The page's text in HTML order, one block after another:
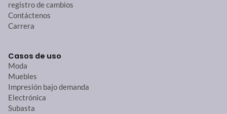
registro de cambios
Contáctenos
Carrera
Casos de uso
Moda
Muebles
Impresión bajo demanda
Electrónica
Subasta